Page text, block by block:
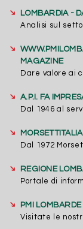
➔
LOMBARDIA -
Analisi sul
➔
MAGAZINE
Dare valore ai
➔
A.P.I. FA
Dal 1946 al
➔
Dal 1972
➔
REGIONE
Portale di
➔
PMI
Visitate le